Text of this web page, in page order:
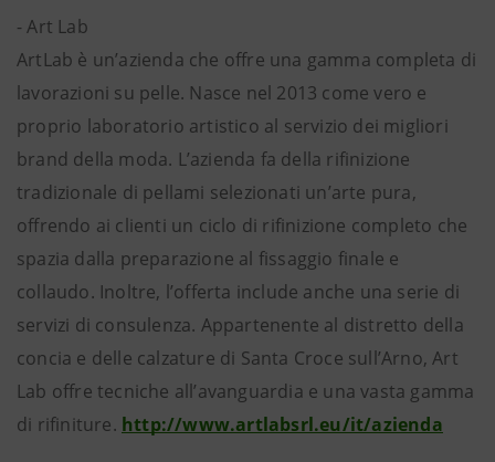
- Art Lab
ArtLab è un’azienda che offre una gamma completa di
lavorazioni su pelle. Nasce nel 2013 come vero e
proprio laboratorio artistico al servizio dei migliori
brand della moda. L’azienda fa della rifinizione
tradizionale di pellami selezionati un’arte pura,
offrendo ai clienti un ciclo di rifinizione completo che
spazia dalla preparazione al fissaggio finale e
collaudo. Inoltre, l’offerta include anche una serie di
servizi di consulenza. Appartenente al distretto della
concia e delle calzature di Santa Croce sull’Arno, Art
Lab offre tecniche all’avanguardia e una vasta gamma
di rifiniture. http://www.artlabsrl.eu/it/azienda